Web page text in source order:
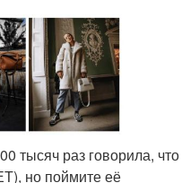
тысяч раз говорила, что
но поймите её